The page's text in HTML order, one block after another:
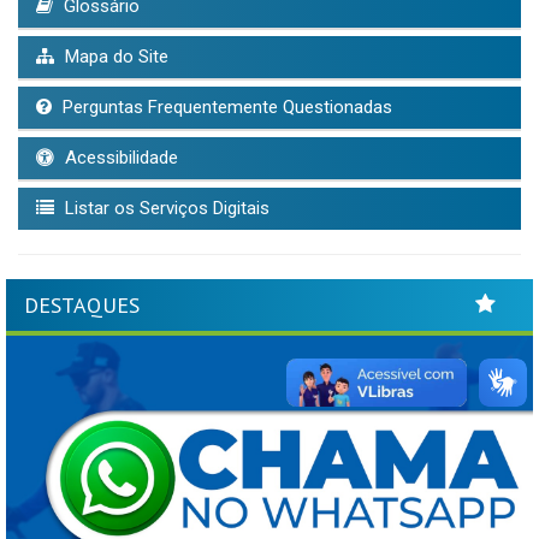
Glossário
Mapa do Site
Perguntas Frequentemente Questionadas
Acessibilidade
Listar os Serviços Digitais
DESTAQUES